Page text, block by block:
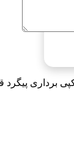
برداری پیگرد